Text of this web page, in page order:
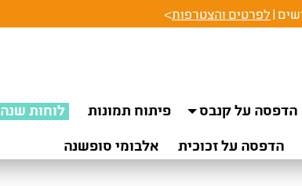
לפרטים והצטרפות>
הדפסה על קנבס פיתוח תמונות לוחות שנה
הדפסה על זכוכית אלבומי סופשנה